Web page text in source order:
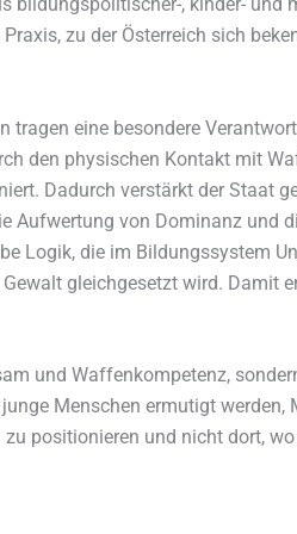
zu der Österreich sich
tragen eine besondere
den physischen Kontakt mit
Dadurch verstärkt der Staat
Aufwertung von Dominanz
Logik, die im Bildungssystem
gleichgesetzt wird. Damit
und Waffenkompetenz,
Menschen ermutigt
positionieren und nicht dort,